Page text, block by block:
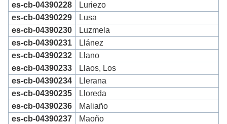
es-cb-04390228
Luriezo
es-cb-04390229
Lusa
es-cb-04390230
Luzmela
es-cb-04390231
Llánez
es-cb-04390232
Llano
es-cb-04390233
Llaos, Los
es-cb-04390234
Llerana
es-cb-04390235
Lloreda
es-cb-04390236
Maliaño
es-cb-04390237
Maoño